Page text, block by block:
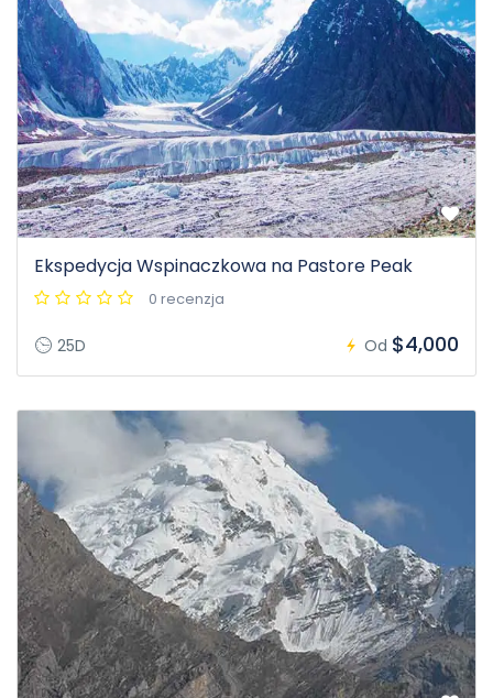
Ekspedycja Wspinaczkowa na Pastore Peak
0 recenzja
25D Od $4,000